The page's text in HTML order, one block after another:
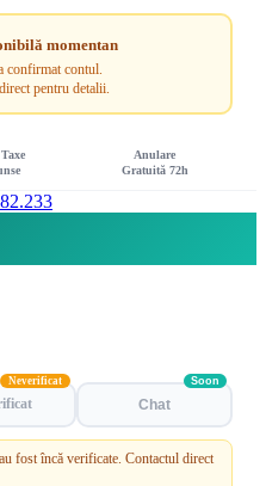
momentan
confirmat contul.
pentru detalii.
Anulare
Gratuită 72h
Neverificat
Chat
Soon
fost încă verificate. Contactul direct